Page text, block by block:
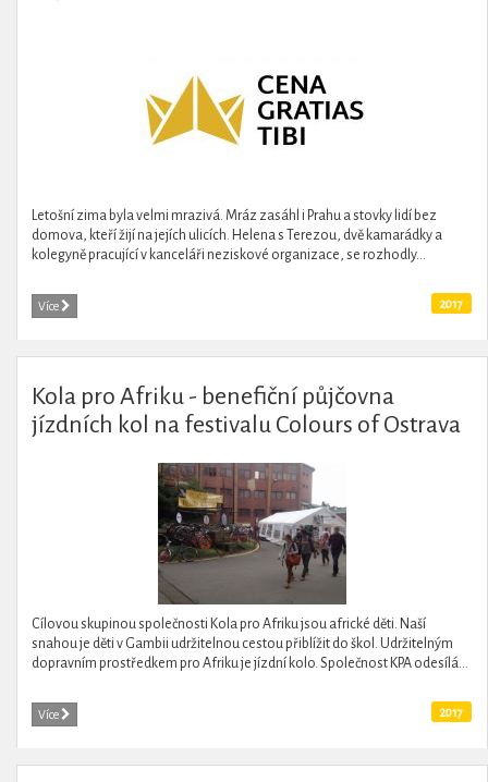
Letošní zima byla velmi mrazivá. Mráz zasáhl i Prahu a stovky lidí bez
domova, kteří žijí na jejích ulicích. Helena s Terezou, dvě kamarádky a
kolegyně pracující v kanceláři neziskové organizace, se rozhodly...
Více 2017
Kola pro Afriku - benefiční půjčovna
jízdních kol na festivalu Colours of Ostrava
Cílovou skupinou společnosti Kola pro Afriku jsou africké děti. Naší
snahou je děti v Gambii udržitelnou cestou přiblížit do škol. Udržitelným
dopravním prostředkem pro Afriku je jízdní kolo. Společnost KPA odesílá...
Více 2017